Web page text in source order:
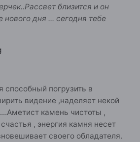
близится и он
нового дня ... сегодня тебе
способный погрузить в
видение ,наделяет некой
камень чистоты ,
, энергия камня несет
своего обладателя.